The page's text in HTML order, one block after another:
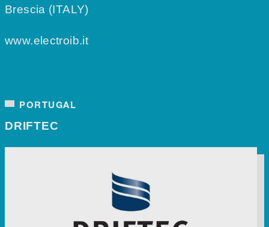
Brescia (ITALY)
www.electroib.it
PORTUGAL
DRIFTEC